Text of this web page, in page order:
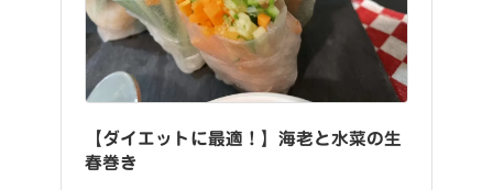
【ダイエットに最適！】海老と水菜の生
春巻き